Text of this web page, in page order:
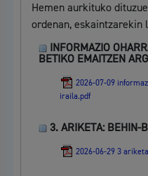
Hemen aurkituko
ordenan, eskaintzarekin
INFORMAZIO
BETIKO EMAITZEN
2026-07-09
iraila.pdf
3. ARIKETA: BEHIN-
2026-06-29 3